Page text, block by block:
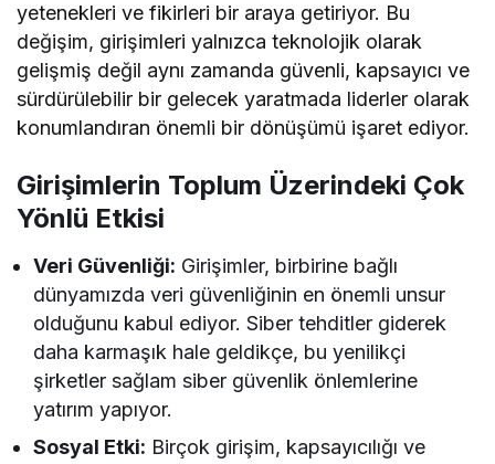
yetenekleri ve fikirleri bir araya getiriyor. Bu
değişim, girişimleri yalnızca teknolojik olarak
gelişmiş değil aynı zamanda güvenli, kapsayıcı ve
sürdürülebilir bir gelecek yaratmada liderler olarak
konumlandıran önemli bir dönüşümü işaret ediyor.
Girişimlerin Toplum Üzerindeki Çok
Yönlü Etkisi
Veri Güvenliği: Girişimler, birbirine bağlı
dünyamızda veri güvenliğinin en önemli unsur
olduğunu kabul ediyor. Siber tehditler giderek
daha karmaşık hale geldikçe, bu yenilikçi
şirketler sağlam siber güvenlik önlemlerine
yatırım yapıyor.
Sosyal Etki: Birçok girişim, kapsayıcılığı ve